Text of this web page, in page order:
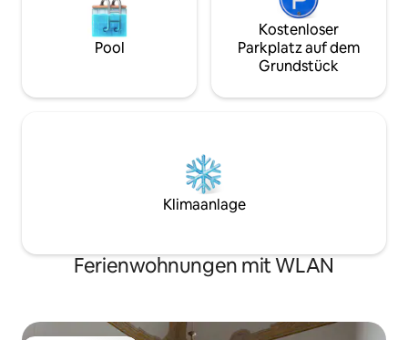
Pool
Kostenloser
Parkplatz auf dem
Grundstück
Klimaanlage
Ferienwohnungen mit WLAN